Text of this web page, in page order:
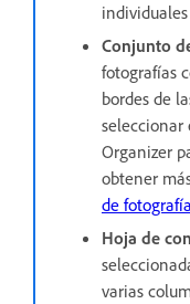
individuales
Conjunto
fotografías
bordes de
seleccionar
Organizer
obtener
de
Hoja de
varias